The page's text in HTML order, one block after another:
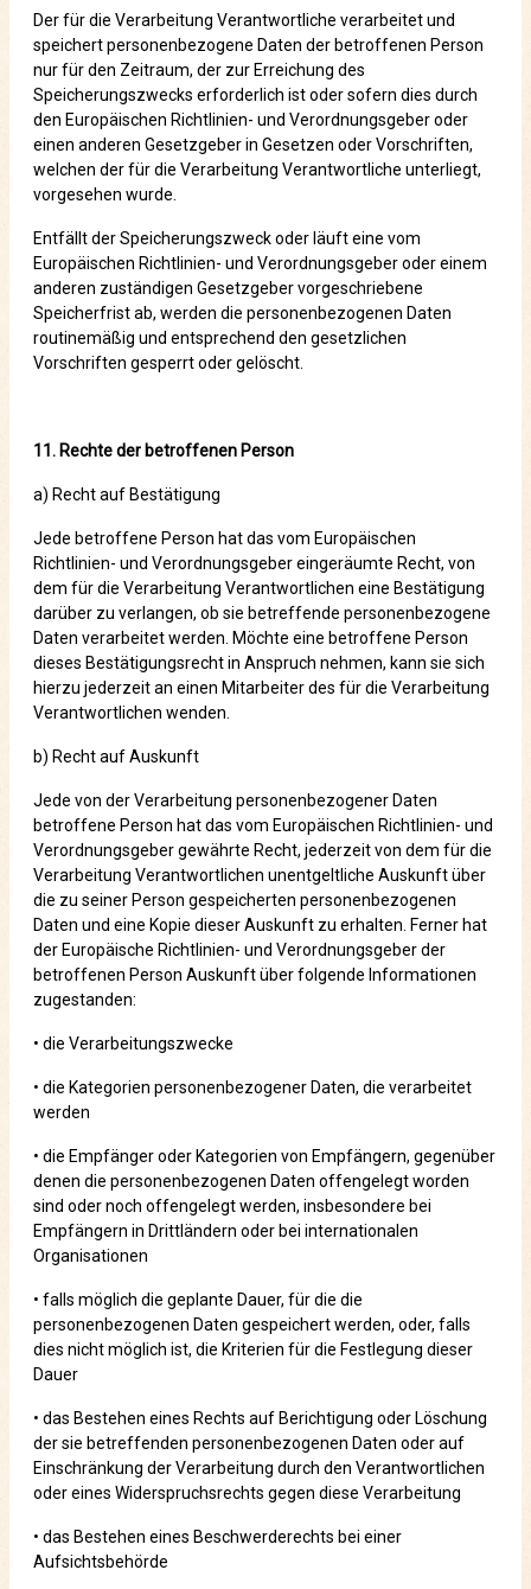
Der für die Verarbeitung Verantwortliche verarbeitet und
speichert personenbezogene Daten der betroffenen Person
nur für den Zeitraum, der zur Erreichung des
Speicherungszwecks erforderlich ist oder sofern dies durch
den Europäischen Richtlinien- und Verordnungsgeber oder
einen anderen Gesetzgeber in Gesetzen oder Vorschriften,
welchen der für die Verarbeitung Verantwortliche unterliegt,
vorgesehen wurde.
Entfällt der Speicherungszweck oder läuft eine vom
Europäischen Richtlinien- und Verordnungsgeber oder einem
anderen zuständigen Gesetzgeber vorgeschriebene
Speicherfrist ab, werden die personenbezogenen Daten
routinemäßig und entsprechend den gesetzlichen
Vorschriften gesperrt oder gelöscht.
11. Rechte der betroffenen Person
a) Recht auf Bestätigung
Jede betroffene Person hat das vom Europäischen
Richtlinien- und Verordnungsgeber eingeräumte Recht, von
dem für die Verarbeitung Verantwortlichen eine Bestätigung
darüber zu verlangen, ob sie betreffende personenbezogene
Daten verarbeitet werden. Möchte eine betroffene Person
dieses Bestätigungsrecht in Anspruch nehmen, kann sie sich
hierzu jederzeit an einen Mitarbeiter des für die Verarbeitung
Verantwortlichen wenden.
b) Recht auf Auskunft
Jede von der Verarbeitung personenbezogener Daten
betroffene Person hat das vom Europäischen Richtlinien- und
Verordnungsgeber gewährte Recht, jederzeit von dem für die
Verarbeitung Verantwortlichen unentgeltliche Auskunft über
die zu seiner Person gespeicherten personenbezogenen
Daten und eine Kopie dieser Auskunft zu erhalten. Ferner hat
der Europäische Richtlinien- und Verordnungsgeber der
betroffenen Person Auskunft über folgende Informationen
zugestanden:
• die Verarbeitungszwecke
• die Kategorien personenbezogener Daten, die verarbeitet
werden
• die Empfänger oder Kategorien von Empfängern, gegenüber
denen die personenbezogenen Daten offengelegt worden
sind oder noch offengelegt werden, insbesondere bei
Empfängern in Drittländern oder bei internationalen
Organisationen
• falls möglich die geplante Dauer, für die die
personenbezogenen Daten gespeichert werden, oder, falls
dies nicht möglich ist, die Kriterien für die Festlegung dieser
Dauer
• das Bestehen eines Rechts auf Berichtigung oder Löschung
der sie betreffenden personenbezogenen Daten oder auf
Einschränkung der Verarbeitung durch den Verantwortlichen
oder eines Widerspruchsrechts gegen diese Verarbeitung
• das Bestehen eines Beschwerderechts bei einer
Aufsichtsbehörde